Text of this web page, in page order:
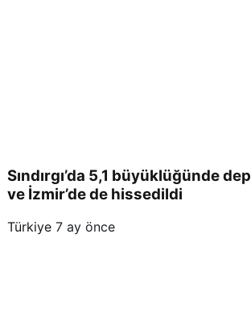
ndu
Sındırgı’da 5,1 büyüklüğünde
ve İzmir’de de hissedildi
Türkiye 7 ay önce